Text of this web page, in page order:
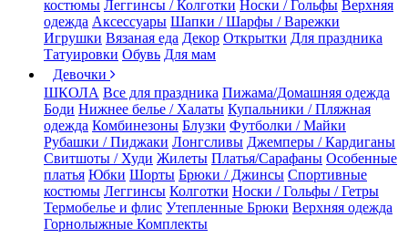
костюмы Леггинсы / Колготки Носки / Гольфы Верхняя
одежда Аксессуары Шапки / Шарфы / Варежки
Игрушки Вязаная еда Декор Открытки Для праздника
Татуировки Обувь Для мам
Девочки
ШКОЛА Все для праздника Пижама/Домашняя одежда
Боди Нижнее белье / Халаты Купальники / Пляжная
одежда Комбинезоны Блузки Футболки / Майки
Рубашки / Пиджаки Лонгсливы Джемперы / Кардиганы
Свитшоты / Худи Жилеты Платья/Сарафаны Особенные
платья Юбки Шорты Брюки / Джинсы Спортивные
костюмы Леггинсы Колготки Носки / Гольфы / Гетры
Термобелье и флис Утепленные Брюки Верхняя одежда
Горнолыжные Комплекты